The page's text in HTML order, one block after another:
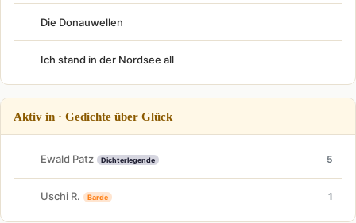
Die Donauwellen
Ich stand in der Nordsee all
Aktiv in · Gedichte über Glück
Ewald Patz Dichterlegende 5
Uschi R. Barde 1